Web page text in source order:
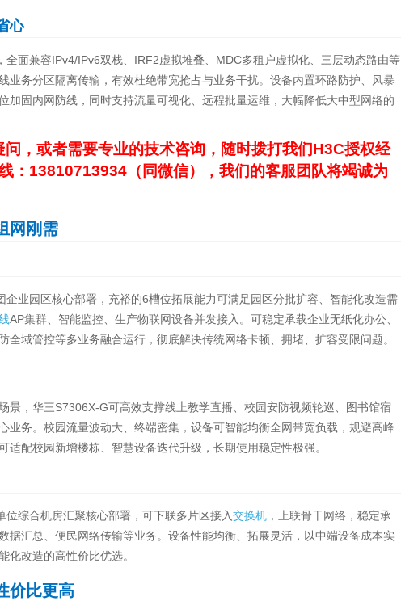
心
面兼容IPv4/IPv6双栈、IRF2虚拟堆叠、MDC多租户虚拟化、三层动态路由等
业务分区隔离传输，有效杜绝带宽抢占与业务干扰。设备内置环路防护、风暴
加固内网防线，同时支持流量可视化、远程批量运维，大幅降低大中型网络的
，或者需要专业的技术咨询，随时拨打我们H3C授权经
13810713934（同微信），我们的客服团队将竭诚为
网刚需
业园区核心部署，充裕的6槽位拓展能力可满足园区分批扩容、智能化改造需
AP集群、智能监控、生产物联网设备并发接入。可稳定承载企业无纸化办公、
全域管控等多业务融合运行，彻底解决传统网络卡顿、拥堵、扩容受限问题。
景，华三S7306X-G可高效支撑线上教学直播、校园安防视频轮巡、图书馆宿
业务。校园流量波动大、终端密集，设备可智能均衡全网带宽负载，规避高峰
配校园新增楼栋、智慧设备迭代升级，长期使用稳定性极强。
综合机房汇聚核心部署，可下联多片区接入交换机 ，上联骨干网络，稳定承
据汇总、便民网络传输等业务。设备性能均衡、拓展灵活，以中端设备成本实
化改造的高性价比优选。
价比更高